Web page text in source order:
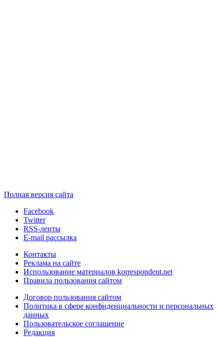
Полная версия сайта
Facebook
Twitter
RSS-ленты
E-mail рассылка
Контакты
Реклама на сайте
Использование материалов korrespondent.net
Правила пользования сайтом
Договор пользования сайтом
Политика в сфере конфиденциальности и персональных
данных
Пользовательское соглашение
Редакция